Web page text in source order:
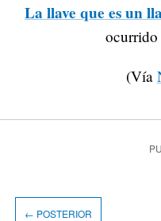
La llave que es un
ocurrido
(Vía
← POSTERIOR